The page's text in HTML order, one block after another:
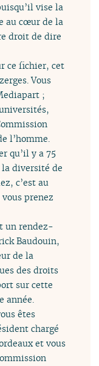
vise la
au cœur de la
droit de dire
ce fichier, cet
Vous
;
l’homme.
qu’il y a 75
diversité de
c’est au
prenez
un rendez-
Baudouin,
de la
des droits
sur cette
année.
êtes
chargé
et vous